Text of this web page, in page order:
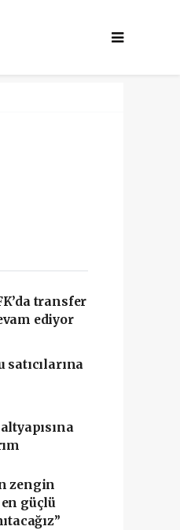
transfer
ediyor
satıcılarına
zengin
en güçlü